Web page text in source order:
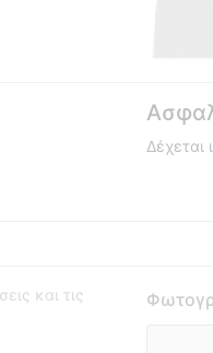
Δέχεται
και τις